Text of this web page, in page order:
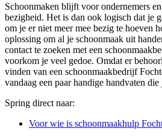
Schoonmaken blijft voor ondernemers
bezigheid. Het is dan ook logisch dat je
om je er niet meer mee bezig te hoeven
oplossing om al je schoonmaak uit
contact te zoeken met een
voorkom je veel gedoe. Omdat er
vinden van een schoonmaakbedrijf
vandaag een paar handige handvaten die
Spring direct naar:
Voor wie is schoonmaakhulp